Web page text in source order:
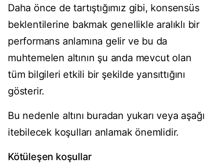
Daha önce de tartıştığımız gibi, konsensüs
beklentilerine bakmak genellikle aralıklı bir
performans anlamına gelir ve bu da
muhtemelen altının şu anda mevcut olan
tüm bilgileri etkili bir şekilde yansıttığını
gösterir.
Bu nedenle altını buradan yukarı veya aşağı
itebilecek koşulları anlamak önemlidir.
Kötüleşen koşullar